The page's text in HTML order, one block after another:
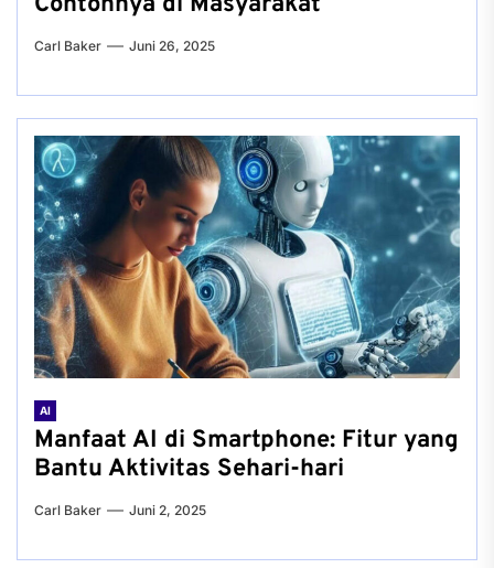
Carl Baker Juni 26, 2025
AI
Manfaat AI di Smartphone: Fitur yang
Bantu Aktivitas Sehari-hari
Carl Baker Juni 2, 2025